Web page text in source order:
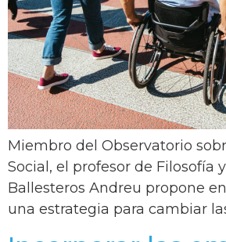
Miembro del Observatorio
Social, el profesor de Filosofía
Ballesteros Andreu propone
una estrategia para cambiar